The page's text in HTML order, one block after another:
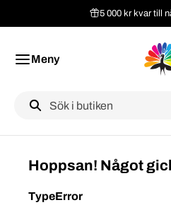
5 000 kr kvar till
Meny
Label
Hoppsan! Något
TypeError